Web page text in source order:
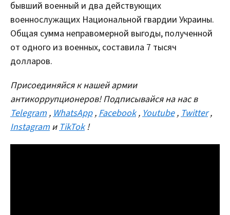
бывший военный и два действующих
военнослужащих Национальной гвардии Украины.
Общая сумма неправомерной выгоды, полученной
от одного из военных, составила 7 тысяч
долларов.
Присоединяйся к нашей армии
антикоррупционеров! Подписывайся на нас в
Telegram ,WhatsApp ,Facebook ,Youtube ,Twitter ,
Instagram иTikTok !